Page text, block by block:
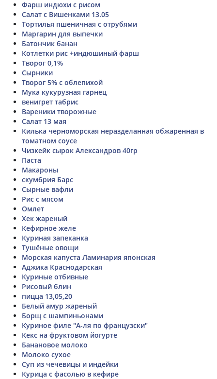
Фарш индюхи с рисом
Салат с Вишенками 13.05
Тортилья пшеничная с отрубями
Маргарин для выпечки
Батончик банан
Котлетки рис +индюшиный фарш
Творог 0,1%
Сырники
Творог 5% с облепихой
Мука кукурузная гарнец
венигрет табрис
Вареники творожные
Салат 13 мая
Килька черноморская неразделанная обжаренная в
томатном соусе
Чизкейк сырок Александров 40гр
Паста
Макароны
скумбрия Барс
Сырные вафли
Рис с мясом
Омлет
Хек жареный
Кефирное желе
Куриная запеканка
Тушёные овощи
Морская капуста Ламинария японская
Аджика Краснодарская
Куриные отбивные
Рисовый блин
пицца 13,05,20
Белый амур жареный
Борщ с шампиньонами
Куриное филе "А-ля по французски"
Кекс на фруктовом йогурте
Банановое молоко
Молоко сухое
Суп из чечевицы и индейки
Курица с фасолью в кефире